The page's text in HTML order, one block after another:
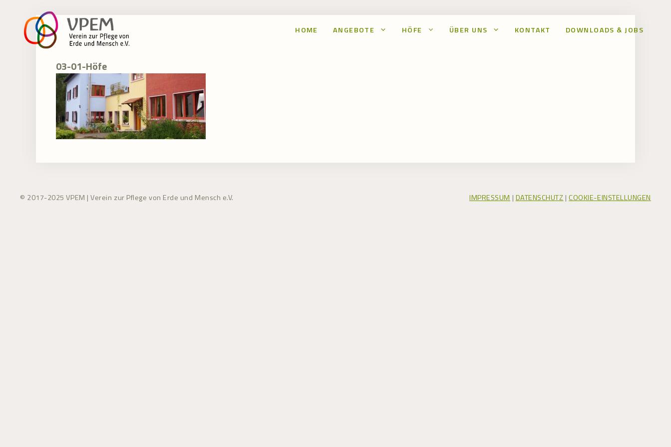
springen
HOME ANGEBOTE HÖFE ÜBER UNS KONTAKT DOWNLOADS & JOBS
03-01-Höfe
© 2017-2025 VPEM | Verein zur Pflege von Erde und Mensch e.V. IMPRESSUM | DATENSCHUTZ |COOKIE-EINSTELLUNGEN